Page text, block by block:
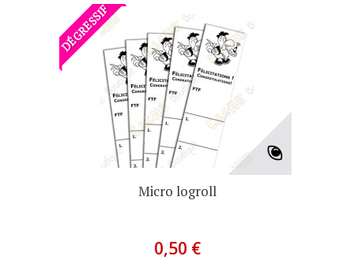
DÉGRESSIF
Micro logroll
0,50 €